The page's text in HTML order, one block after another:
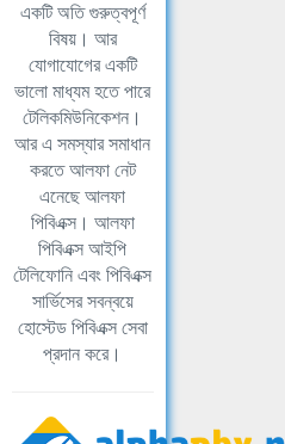
একটি অতি গুরুত্বপূর্ণ
বিষয়। আর
যোগাযোগের একটি
ভালো মাধ্যম হতে পারে
টেলিকমিউনিকেশন।
আর এ সমস্যার সমাধান
করতে আলফা নেট
এনেছে আলফা
পিবিএক্স। আলফা
পিবিএক্স আইপি
টেলিফোনি এবং পিবিএক্স
সার্ভিসের সবন্বয়ে
হোস্টেড পিবিএক্স সেবা
প্রদান করে।